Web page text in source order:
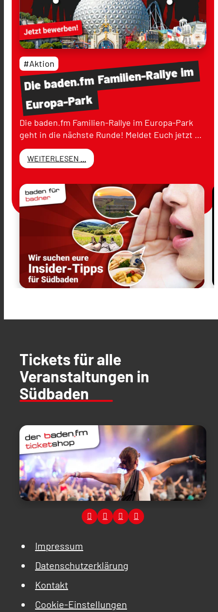
Diebaden.fmFamilien-Rallyeim
Europa-Park
#Aktion
Die baden.fm Familien-Rallye im Europa-Park
geht in die nächste Runde! Meldet Euch jetzt …
WEITERLESEN ...
Tickets für alle
Veranstaltungen in
Südbaden
Impressum
Datenschutzerklärung
Kontakt
Cookie-Einstellungen